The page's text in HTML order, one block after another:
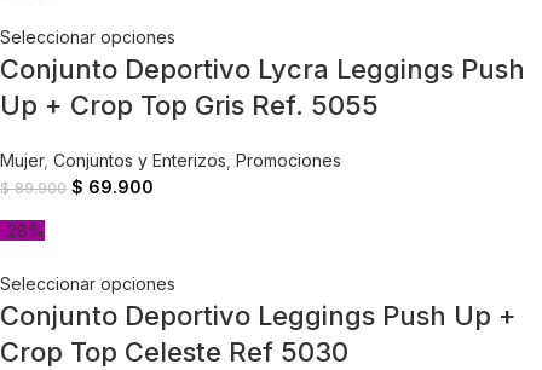
Seleccionar opciones
Conjunto Deportivo Lycra Leggings Push
Up + Crop Top Gris Ref. 5055
Mujer, Conjuntos y Enterizos Promociones
$89.900 $ 69.900
-28%
Seleccionar opciones
Conjunto Deportivo Leggings Push Up +
Crop Top Celeste Ref 5030